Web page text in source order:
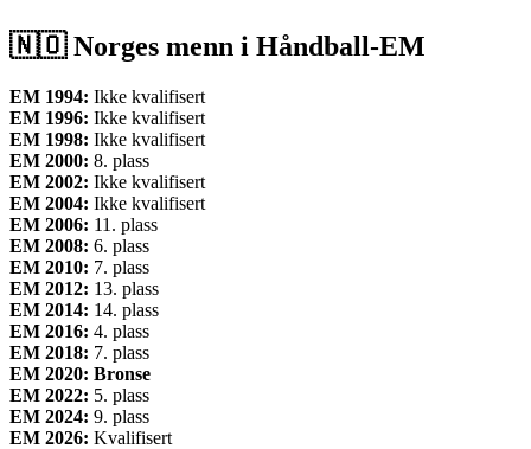
🇳🇴 Norges menn i Håndball-EM
EM 1994: Ikke kvalifisert
EM 1996: Ikke kvalifisert
EM 1998: Ikke kvalifisert
EM 2000: 8. plass
EM 2002: Ikke kvalifisert
EM 2004: Ikke kvalifisert
EM 2006: 11. plass
EM 2008: 6. plass
EM 2010: 7. plass
EM 2012: 13. plass
EM 2014: 14. plass
EM 2016: 4. plass
EM 2018: 7. plass
EM 2020: Bronse
EM 2022: 5. plass
EM 2024: 9. plass
EM 2026: Kvalifisert